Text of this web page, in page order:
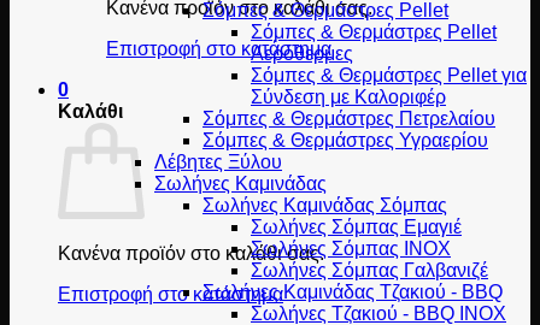
Κανένα προϊόν στο καλάθι σας.
Επιστροφή στο κατάστημα
0
Καλάθι
Κανένα προϊόν στο καλάθι σας.
Επιστροφή στο κατάστημα
Σόμπες & Θερμάστρες Pellet
Σόμπες & Θερμάστρες Pellet
Αερόθερμες
Σόμπες & Θερμάστρες Pellet για
Σύνδεση με Καλοριφέρ
Σόμπες & Θερμάστρες Πετρελαίου
Σόμπες & Θερμάστρες Υγραερίου
Λέβητες Ξύλου
Σωλήνες Καμινάδας
Σωλήνες Καμινάδας Σόμπας
Σωλήνες Σόμπας Εμαγιέ
Σωλήνες Σόμπας INOX
Σωλήνες Σόμπας Γαλβανιζέ
Σωλήνες Καμινάδας Τζακιού - BBQ
Σωλήνες Τζακιού - BBQ INOX